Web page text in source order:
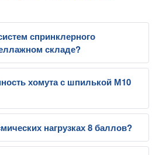
спринклерного
складе?
хомута с шпилькой М10
нагрузках 8 баллов?